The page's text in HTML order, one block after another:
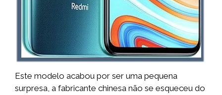
Este modelo acabou por ser uma pequena
surpresa, a fabricante chinesa não se esqueceu do